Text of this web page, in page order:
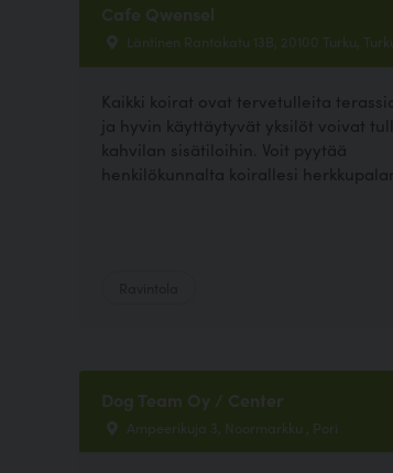
Cafe Qwensel
Läntinen Rantakatu 13B, 20100 Turku,
Kaikki koirat ovat tervetulleita
ja hyvin käyttäytyvät yksilöt voivat
kahvilan sisätiloihin. Voit pyytää
henkilökunnalta koirallesi herkkupalan
Dog Team Oy / Center
Ampeerikuja 3, Noormarkku , Pori